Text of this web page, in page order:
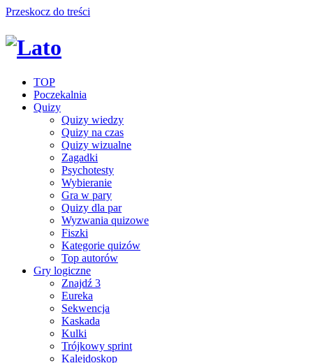
Przeskocz do treści
TOP
Poczekalnia
Quizy
Quizy wiedzy
Quizy na czas
Quizy wizualne
Zagadki
Psychotesty
Wybieranie
Gra w pary
Quizy dla par
Wyzwania quizowe
Fiszki
Kategorie quizów
Top autorów
Gry logiczne
Znajdź 3
Eureka
Sekwencja
Kaskada
Kulki
Trójkowy sprint
Kalejdoskop